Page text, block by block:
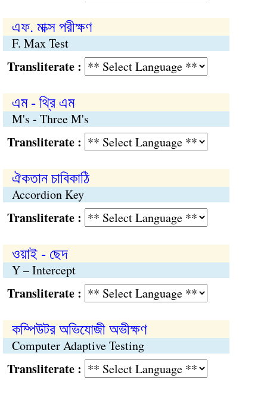
এফ. মাক্স পরীক্ষণ
F. Max Test
:
এম - থ্রি এম
M's - Three M's
:
ঐকতান চাবিকাঠি
Accordion Key
:
ওয়াই - ছেদ
Y – Intercept
:
কম্পিউটর অভিযোজী অভীক্ষণ
Computer Adaptive Testing
: